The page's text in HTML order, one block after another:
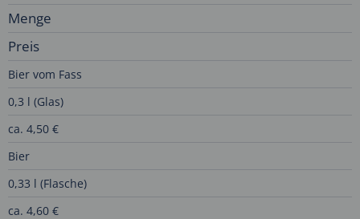
Menge
Preis
Bier vom Fass
0,3 l (Glas)
ca. 4,50 €
Bier
0,33 l (Flasche)
ca. 4,60 €